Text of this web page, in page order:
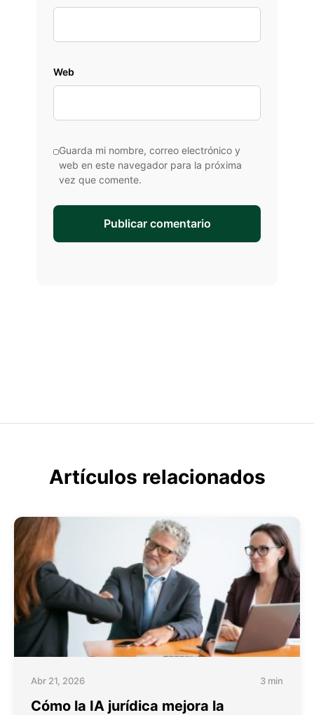
Web
Guarda mi nombre, correo electrónico y
web en este navegador para la próxima
vez que comente.
Artículos relacionados
Abr 21, 2026 3 min
Cómo la IA jurídica mejora la